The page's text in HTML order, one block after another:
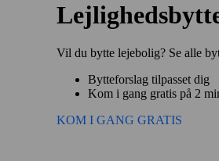
Vil du bytte lejebolig? Se alle
Bytteforslag tilpasset dig
Kom i gang gratis på 2
KOM I GANG GRATIS